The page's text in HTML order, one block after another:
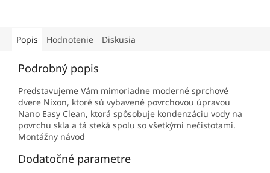
Popis Hodnotenie Diskusia
Podrobný popis
Predstavujeme Vám mimoriadne moderné sprchové
dvere Nixon, ktoré sú vybavené povrchovou úpravou
Nano Easy Clean, ktorá spôsobuje kondenzáciu vody na
povrchu skla a tá steká spolu so všetkými nečistotami.
Montážny návod
Dodatočné parametre